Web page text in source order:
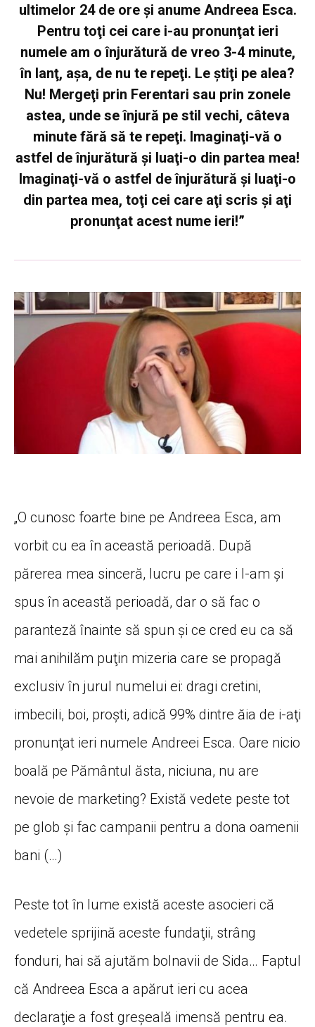
ultimelor 24 de ore şi anume Andreea Esca.
Pentru toţi cei care i-au pronunţat ieri
numele am o înjurătură de vreo 3-4 minute,
în lanţ, aşa, de nu te repeţi. Le ştiţi pe alea?
Nu! Mergeţi prin Ferentari sau prin zonele
astea, unde se înjură pe stil vechi, câteva
minute fără să te repeţi. Imaginaţi-vă o
astfel de înjurătură şi luaţi-o din partea mea!
Imaginaţi-vă o astfel de înjurătură şi luaţi-o
din partea mea, toţi cei care aţi scris şi aţi
pronunţat acest nume ieri!”
„O cunosc foarte bine pe Andreea Esca, am
vorbit cu ea în această perioadă. După
părerea mea sinceră, lucru pe care i l-am şi
spus în această perioadă, dar o să fac o
paranteză înainte să spun şi ce cred eu ca să
mai anihilăm puţin mizeria care se propagă
exclusiv în jurul numelui ei: dragi cretini,
imbecili, boi, proşti, adică 99% dintre ăia de i-aţi
pronunţat ieri numele Andreei Esca. Oare nicio
boală pe Pământul ăsta, niciuna, nu are
nevoie de marketing? Există vedete peste tot
pe glob şi fac campanii pentru a dona oamenii
bani (…)
Peste tot în lume există aceste asocieri că
vedetele sprijină aceste fundaţii, strâng
fonduri, hai să ajutăm bolnavii de Sida… Faptul
că Andreea Esca a apărut ieri cu acea
declaraţie a fost greşeală imensă pentru ea.